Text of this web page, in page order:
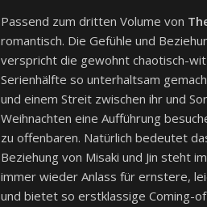
Passend zum dritten Volume von
romantisch. Die Gefühle und
verspricht die gewohnt chaotisch-
Serienhälfte so unterhaltsam
und einem Streit zwischen ihr und
Weihnachten eine Aufführung
zu offenbaren. Natürlich bedeutet
Beziehung von Misaki und Jin steht
immer wieder Anlass für ernstere,
und bietet so erstklassige Coming-